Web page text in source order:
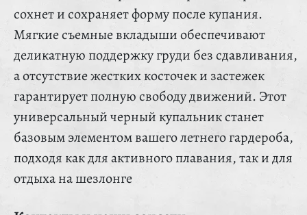
сохнет и сохраняет форму после купания.
Мягкие съемные вкладыши обеспечивают
деликатную поддержку груди без сдавливания,
а отсутствие жестких косточек и застежек
гарантирует полную свободу движений. Этот
универсальный черный купальник станет
базовым элементом вашего летнего гардероба,
подходя как для активного плавания, так и для
отдыха на шезлонге